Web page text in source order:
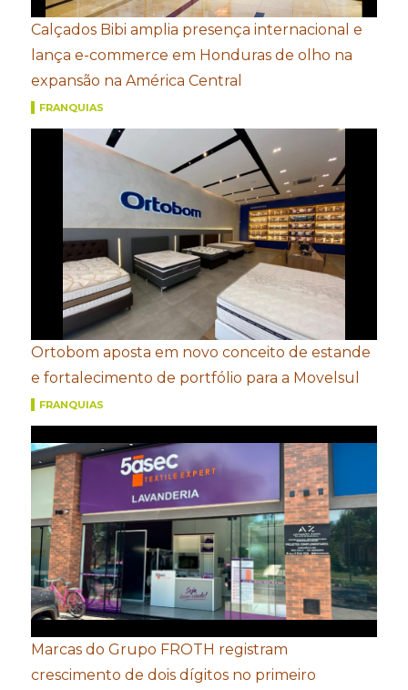
Calçados Bibi amplia presença internacional e
lança e-commerce em Honduras de olho na
expansão na América Central
FRANQUIAS
Ortobom aposta em novo conceito de estande
e fortalecimento de portfólio para a Movelsul
FRANQUIAS
Marcas do Grupo FROTH registram
crescimento de dois dígitos no primeiro